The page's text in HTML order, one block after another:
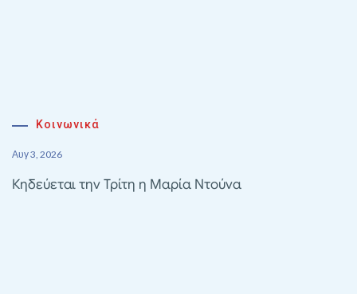
Κοινωνικά
Αυγ 3, 2026
Κηδεύεται την Τρίτη η Μαρία Ντούνα